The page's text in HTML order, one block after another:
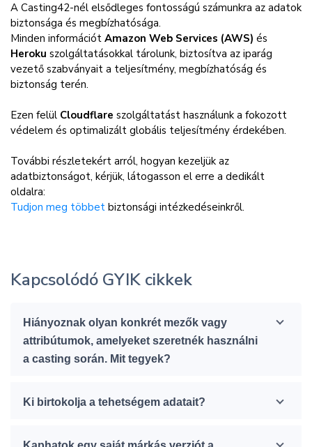
A Casting42-nél elsődleges fontosságú számunkra az adatok
biztonsága és megbízhatósága.
Minden információt Amazon Web Services (AWS) és
Heroku szolgáltatásokkal tárolunk, biztosítva az iparág
vezető szabványait a teljesítmény, megbízhatóság és
biztonság terén.
Ezen felül Cloudflare szolgáltatást használunk a fokozott
védelem és optimalizált globális teljesítmény érdekében.
További részletekért arról, hogyan kezeljük az
adatbiztonságot, kérjük, látogasson el erre a dedikált
oldalra:
Tudjon meg többet biztonsági intézkedéseinkről.
Kapcsolódó GYIK cikkek
Hiányoznak olyan konkrét mezők vagy
attribútumok, amelyeket szeretnék használni
a casting során. Mit tegyek?
Ki birtokolja a tehetségem adatait?